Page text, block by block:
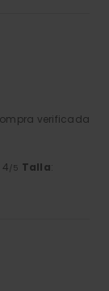
verificada
4/5 Talla: